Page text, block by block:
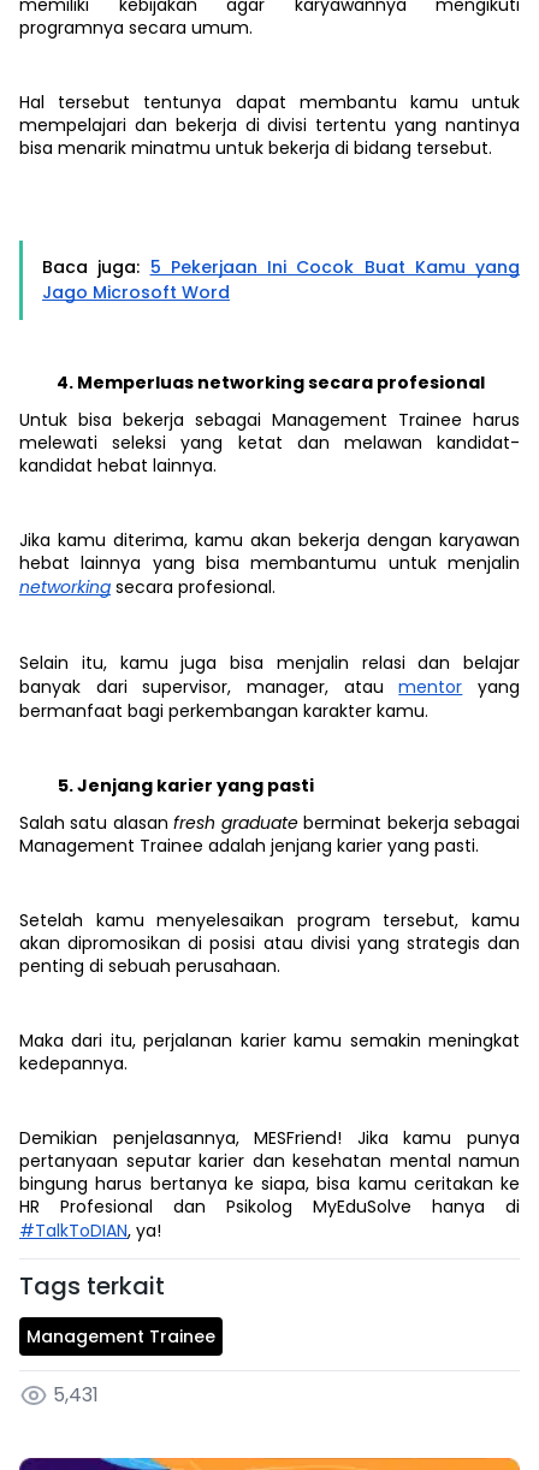
memiliki kebijakan agar karyawannya mengikuti
programnya secara umum.
Hal tersebut tentunya dapat membantu kamu untuk
mempelajari dan bekerja di divisi tertentu yang nantinya
bisa menarik minatmu untuk bekerja di bidang tersebut.
Baca juga: 5 Pekerjaan Ini Cocok Buat Kamu yang
Jago Microsoft Word
Memperluas networking secara profesional
Untuk bisa bekerja sebagai Management Trainee harus
melewati seleksi yang ketat dan melawan kandidat-
kandidat hebat lainnya.
Jika kamu diterima, kamu akan bekerja dengan karyawan
hebat lainnya yang bisa membantumu untuk menjalin
networking secara profesional.
Selain itu, kamu juga bisa menjalin relasi dan belajar
banyak dari supervisor, manager, ataumentor yang
bermanfaat bagi perkembangan karakter kamu.
Jenjang karier yang pasti
Salah satu alasanfresh graduateberminat bekerja sebagai
Management Trainee adalah jenjang karier yang pasti.
Setelah kamu menyelesaikan program tersebut, kamu
akan dipromosikan di posisi atau divisi yang strategis dan
penting di sebuah perusahaan.
Maka dari itu, perjalanan karier kamu semakin meningkat
kedepannya.
Demikian penjelasannya, MESFriend! Jika kamu punya
pertanyaan seputar karier dan kesehatan mental namun
bingung harus bertanya ke siapa, bisa kamu ceritakan ke
HR Profesional dan Psikolog MyEduSolve hanya di
#TalkToDIAN, ya!
Tags terkait
Management Trainee
5,431